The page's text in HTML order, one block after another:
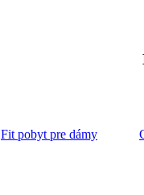
Fit pobyt pre dámy